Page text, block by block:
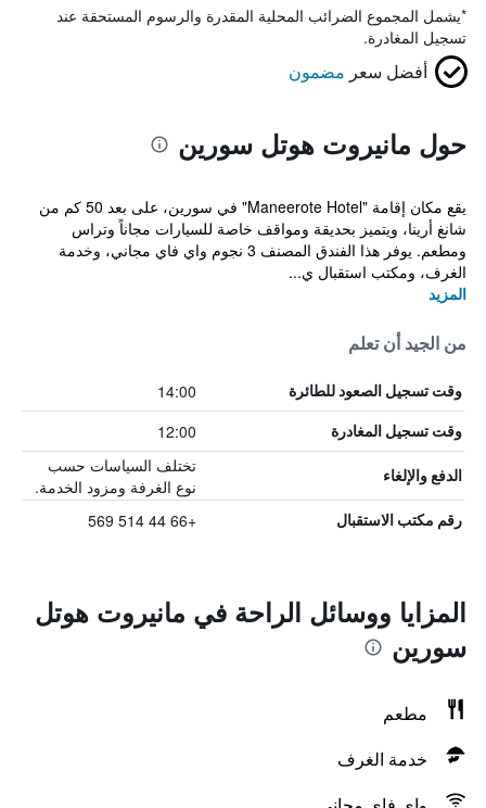
*يشمل المجموع الضرائب المحلية المقدرة والرسوم المستحقة عند
تسجيل المغادرة.
أفضل سعر مضمون
حول مانيروت هوتل سورين
يقع مكان إقامة "Maneerote Hotel" في سورين، على بعد 50 كم من
شانغ أرينا، ويتميز بحديقة ومواقف خاصة للسيارات مجاناً وتراس
ومطعم. يوفر هذا الفندق المصنف 3 نجوم واي فاي مجاني، وخدمة
الغرف، ومكتب استقبال ي...
المزيد
من الجيد أن تعلم
وقت تسجيل الصعود للطائرة 14:00
وقت تسجيل المغادرة 12:00
الدفع والإلغاء
تختلف السياسات حسب
نوع الغرفة ومزود الخدمة.
رقم مكتب الاستقبال +66 44 514 569
المزايا ووسائل الراحة في مانيروت هوتل
سورين
مطعم
خدمة الغرف